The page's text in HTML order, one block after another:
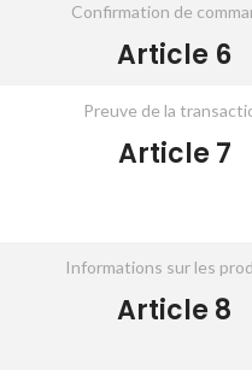
Confirmation de
Article 6
Preuve de la
Article 7
Informations sur les
Article 8